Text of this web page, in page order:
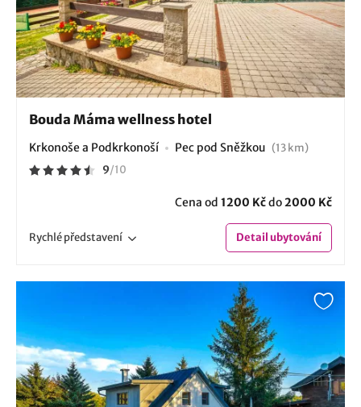
Bouda Máma wellness hotel
Krkonoše a Podkrkonoší Pec pod Sněžkou (13 km)
9/10
Cena od 1200 Kčdo 2000 Kč
Rychlépředstavení Detailubytování